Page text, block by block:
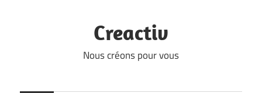
Creactiv
Nous créons pour vous